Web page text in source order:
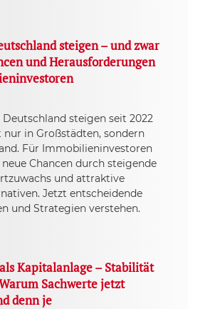
steigen – und zwar
und Herausforderungen
steigen seit 2022
nur in Großstädten, sondern
Für Immobilieninvestoren
Chancen durch steigende
und attraktive
Jetzt entscheidende
und Strategien verstehen.
Kapitalanlage – Stabilität
Sachwerte jetzt
denn je